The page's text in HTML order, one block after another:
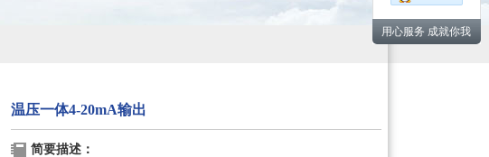
温压一体4-20mA输出
简要描述：
用心服务 成就你我